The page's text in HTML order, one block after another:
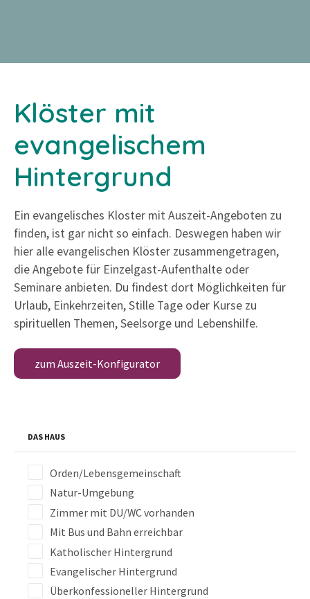
I
Klöster mit
evangelischem
Hintergrund
Ein evangelisches Kloster mit Auszeit-Angeboten zu
finden, ist gar nicht so einfach. Deswegen haben wir
hier alle evangelischen Klöster zusammengetragen,
die Angebote für Einzelgast-Aufenthalte oder
Seminare anbieten. Du findest dort Möglichkeiten für
Urlaub, Einkehrzeiten, Stille Tage oder Kurse zu
spirituellen Themen, Seelsorge und Lebenshilfe.
zum Auszeit-Konfigurator
DAS HAUS
Orden/Lebensgemeinschaft
Natur-Umgebung
Zimmer mit DU/WC vorhanden
Mit Bus und Bahn erreichbar
Katholischer Hintergrund
Evangelischer Hintergrund
Überkonfessioneller Hintergrund